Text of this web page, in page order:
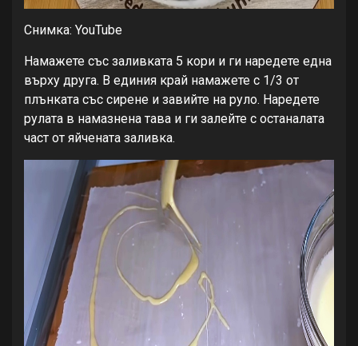
Снимка: YouTube
Намажете със заливката 5 кори и ги наредете една
върху друга. В единия край намажете с 1/3 от
плънката със сирене и завийте на руло. Наредете
рулата в намазнена тава и ги залейте с останалата
част от яйчената заливка.